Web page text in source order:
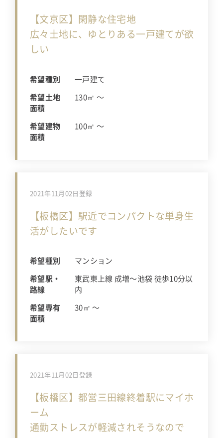
【文京区】閑静な住宅地
広々土地に、ゆとりある一戸建てが欲
しい
希望種別
一戸建て
希望土地
面積
130㎡ 〜
希望建物
面積
100㎡ 〜
2021年11月02日登録
【板橋区】駅近でコンパクトな単身生
活がしたいです
希望種別
マンション
希望駅・
路線
東武東上線 成増〜池袋 徒歩10分以
内
希望専有
面積
30㎡ 〜
2021年11月02日登録
【板橋区】都営三田線終着駅にマイホ
ーム
通勤ストレスが軽減されそうなので